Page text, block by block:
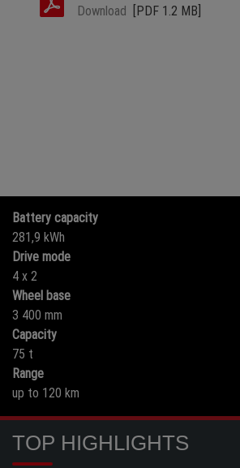
Download [PDF 1.2 MB]
Battery capacity
281,9 kWh
Drive mode
4 x 2
Wheel base
3 400 mm
Capacity
75 t
Range
up to 120 km
TOP HIGHLIGHTS